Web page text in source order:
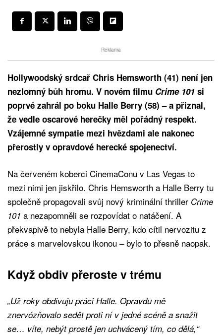
Reklama
Hollywoodský srdcař Chris Hemsworth (41) není jen
nezlomný bůh hromu. V novém filmu Crime 101 si
poprvé zahrál po boku Halle Berry (58) – a přiznal,
že vedle oscarové herečky měl pořádný respekt.
Vzájemné sympatie mezi hvězdami ale nakonec
přerostly v opravdové herecké spojenectví.
Na červeném koberci CinemaConu v Las Vegas to
mezi nimi jen jiskřilo. Chris Hemsworth a Halle Berry tu
společně propagovali svůj nový kriminální thriller Crime
101 a nezapomněli se rozpovídat o natáčení. A
překvapivě to nebyla Halle Berry, kdo cítil nervozitu z
práce s marvelovskou ikonou – bylo to přesně naopak.
Když obdiv přeroste v trému
„Už roky obdivuju práci Halle. Opravdu mě
znervózňovalo sedět proti ní v jedné scéně a snažit
se… víte, nebýt prostě jen uchvácený tím, co dělá,“